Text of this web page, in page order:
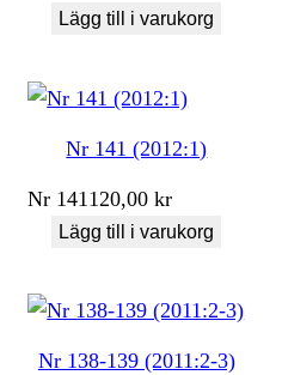
Lägg till i varukorg
Nr 141 (2012:1)
Nr 141 120,00kr
Lägg till i varukorg
Nr 138-139 (2011:2-3)